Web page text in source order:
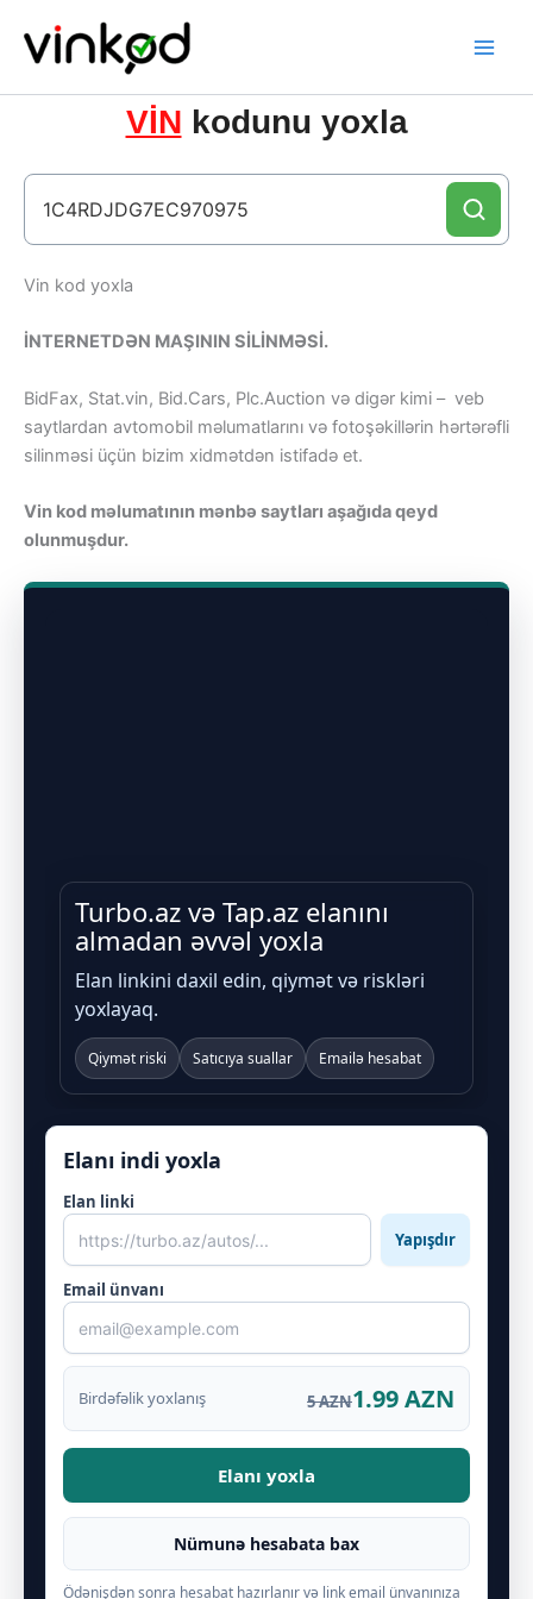
content
VİN kodunu yoxla
Vin kod yoxla
İNTERNETDƏN MAŞININ SİLİNMƏSİ.
BidFax, Stat.vin, Bid.Cars, Plc.Auction və digər kimi – veb
saytlardan avtomobil məlumatlarını və fotoşəkillərin hərtərəfli
silinməsi üçün bizim xidmətdən istifadə et.
Vin kod məlumatının mənbə saytları aşağıda qeyd
olunmuşdur.
Turbo.az və Tap.az elanını
almadan əvvəl yoxla
Elan linkini daxil edin, qiymət və riskləri
yoxlayaq.
Qiymət riski Satıcıya suallar Emailə hesabat
Elanı indi yoxla
Elan linki
Yapışdır
Email ünvanı
Birdəfəlik yoxlanış 5 AZN1.99 AZN
Elanı yoxla
Nümunə hesabata bax
Ödənişdən sonra hesabat hazırlanır və link email ünvanınıza